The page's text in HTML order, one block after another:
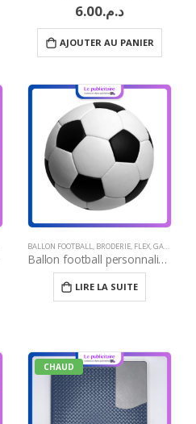
د.م.6.00
AJOUTER AU PANIER
GRAVURE LASER,IDÉES CADEAUX COMPAGNIE
BALLON FOOTBALL, BRODERIE, FLEX,GAUFRAGE ET MARQUAGE À CHAUD
Ballon football personnalisé Maroc
LIRE LA SUITE
CHAUD